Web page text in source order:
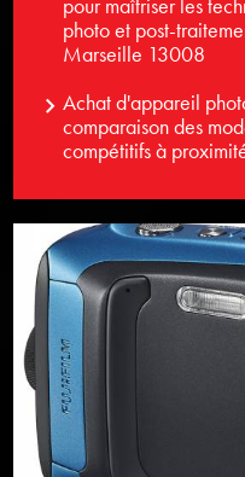
pour maîtriser les
photo et post-
Marseille 13008
Achat d'appareil
comparaison des
compétitifs à